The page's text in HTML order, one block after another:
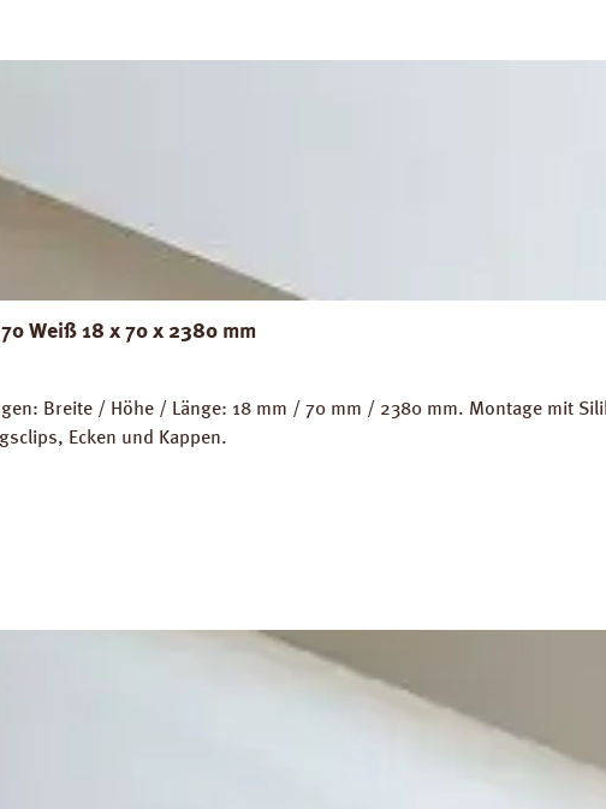
Weiß 18 x 70 x 2380 mm
Breite / Höhe / Länge: 18 mm / 70 mm / 2380 mm. Montage mit
Ecken und Kappen.